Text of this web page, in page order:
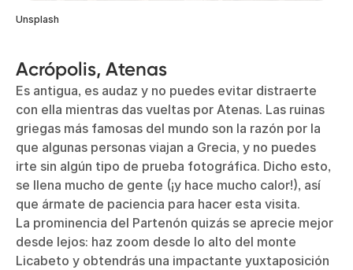
Unsplash
Acrópolis, Atenas
Es antigua, es audaz y no puedes evitar distraerte
con ella mientras das vueltas por Atenas. Las ruinas
griegas más famosas del mundo son la razón por la
que algunas personas viajan a Grecia, y no puedes
irte sin algún tipo de prueba fotográfica. Dicho esto,
se llena mucho de gente (¡y hace mucho calor!), así
que ármate de paciencia para hacer esta visita.
La prominencia del Partenón quizás se aprecie mejor
desde lejos: haz zoom desde lo alto del monte
Licabeto y obtendrás una impactante yuxtaposición